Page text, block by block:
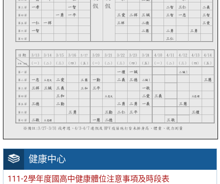
健康中心
111-2學年度國高中健康體位注意事項及時段表